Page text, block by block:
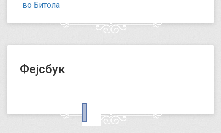
во Битола
Фејсбук